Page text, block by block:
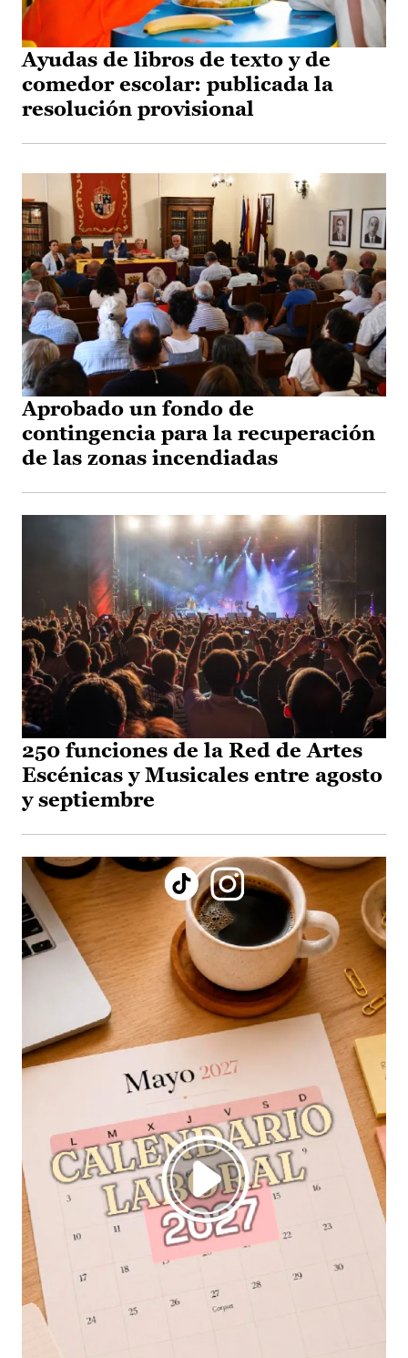
Ayudas de libros de texto y de
comedor escolar: publicada la
resolución provisional
Aprobado un fondo de
contingencia para la recuperación
de las zonas incendiadas
250 funciones de la Red de Artes
Escénicas y Musicales entre agosto
y septiembre